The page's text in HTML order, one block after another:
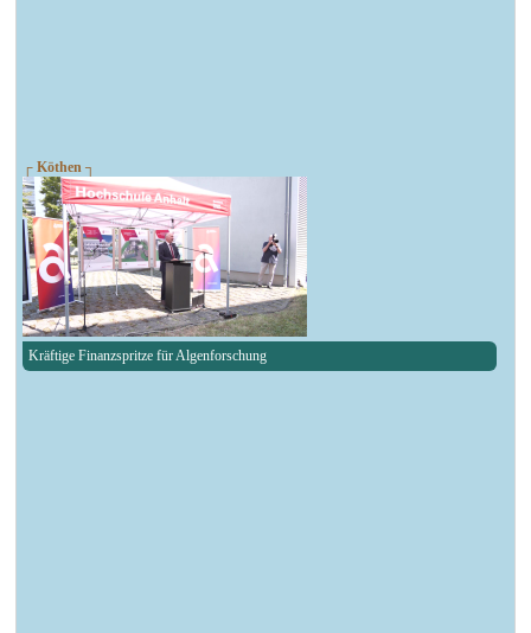
┌ Köthen ┐
Kräftige Finanzspritze für Algenforschung